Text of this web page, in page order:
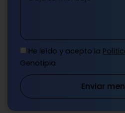
He leído y acepto la
Genotipia
Enviar